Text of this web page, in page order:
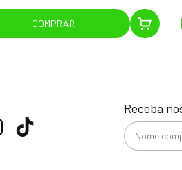
COMPRAR
Receba